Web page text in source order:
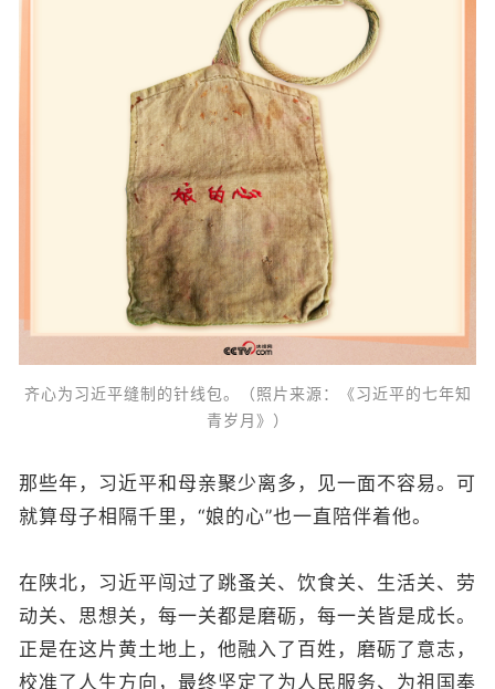
齐心为习近平缝制的针线包。（照片来源：《习近平的七年知
青岁月》）
那些年，习近平和母亲聚少离多，见一面不容易。可
就算母子相隔千里，“娘的心”也一直陪伴着他。
在陕北，习近平闯过了跳蚤关、饮食关、生活关、劳
动关、思想关，每一关都是磨砺，每一关皆是成长。
正是在这片黄土地上，他融入了百姓，磨砺了意志，
校准了人生方向，最终坚定了为人民服务、为祖国奉